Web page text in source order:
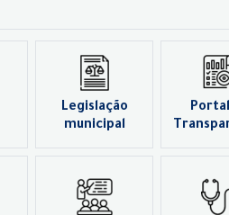
Legislação
municipal